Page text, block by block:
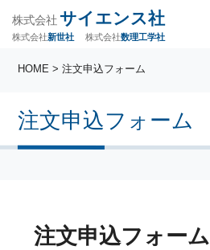
株式会社 サイエンス社
株式会社新世社 株式会社数理工学社
注文申込フォーム
HOME > 注文申込フォーム
注文申込フォーム